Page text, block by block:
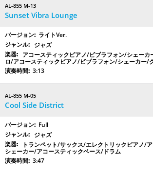
AL-855 M-13
Sunset Vibra Lounge
ライトVer.
ジャズ
アコースティックピアノ/ビブラフォン/シェー
ロ/アコースティックピアノ/ビブラフォン/シェーカー/
3:13
AL-855 M-05
Cool Side District
Full
ジャズ
トランペット/サックス/エレクトリックピアノ/
シェーカー/アコースティックベース/ドラム
3:47